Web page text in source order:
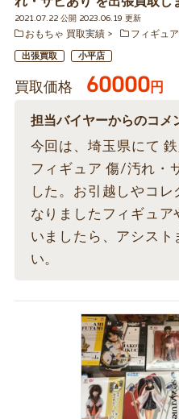
2021.07.22 公開 2023.06.19 更新
おもちゃ 買取実績
フィギュ
出張買取 小平店
買取価格 60000円
担当バイヤーからのコメ
今回は、埼玉県にて
フィギュア 傷/汚れ・
した。お引越しやコ
なりましたフィギュ
いましたら、アシスト
い。